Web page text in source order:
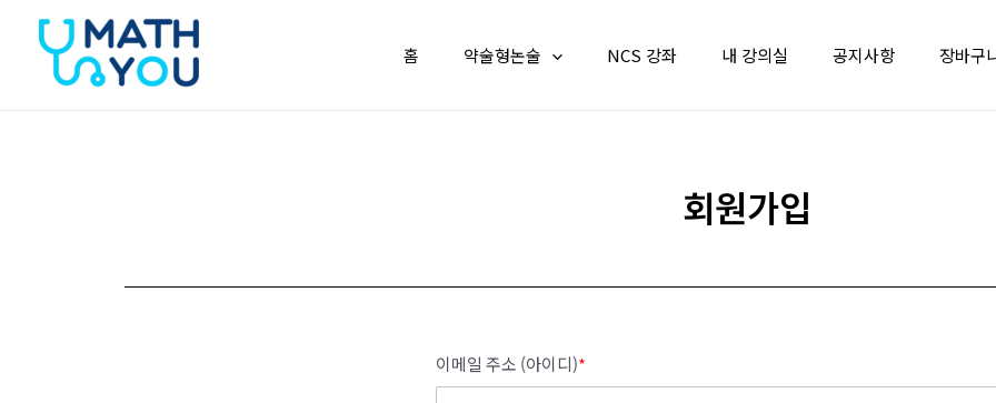
건너뛰기
홈 약술형논술 NCS 강좌 내 강의실 공지사항 장바구
회원가입
이메일 주소 (아이디)*